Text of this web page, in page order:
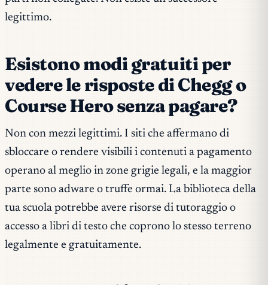
legittimo.
Esistono modi gratuiti per
vedere le risposte di Chegg o
Course Hero senza pagare?
Non con mezzi legittimi. I siti che affermano di
sbloccare o rendere visibili i contenuti a pagamento
operano al meglio in zone grigie legali, e la maggior
parte sono adware o truffe ormai. La biblioteca della
tua scuola potrebbe avere risorse di tutoraggio o
accesso a libri di testo che coprono lo stesso terreno
legalmente e gratuitamente.